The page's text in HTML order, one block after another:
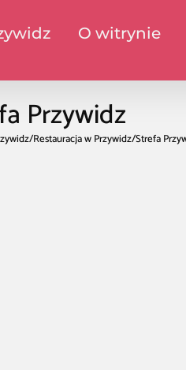
O witrynie
Przywidz
/Restauracja w Przywidz/Strefa